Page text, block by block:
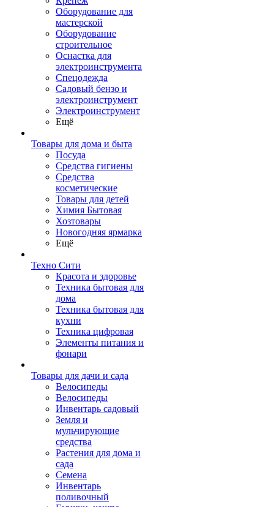
Оборудование для
мастерской
Оборудование
строительное
Оснастка для
электроинструмента
Спецодежда
Садовый бензо и
электроинструмент
Электроинструмент
Ещё
Товары для дома и быта
Посуда
Средства гигиены
Средства
косметические
Товары для детей
Химия Бытовая
Хозтовары
Новогодняя ярмарка
Ещё
Техно Сити
Красота и здоровье
Техника бытовая для
дома
Техника бытовая для
кухни
Техника цифровая
Элементы питания и
фонари
Товары для дачи и сада
Велосипеды
Велосипеды
Инвентарь садовый
Земля и
мульчирующие
средства
Растения для дома и
сада
Семена
Инвентарь
поливочный